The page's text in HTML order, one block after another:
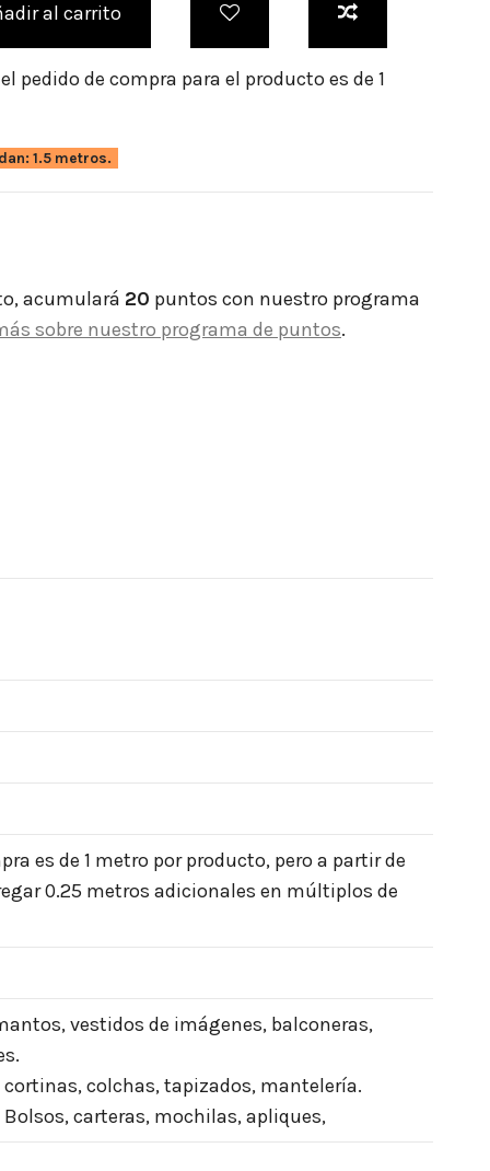
al carrito
pedido de compra para el producto es de 1
1.5 metros.
acumulará 20 puntos con nuestro programa
sobre nuestro programa de puntos.
es de 1 metro por producto, pero a partir de
0.25 metros adicionales en múltiplos de
vestidos de imágenes, balconeras,
cortinas, colchas, tapizados, mantelería.
carteras, mochilas, apliques,